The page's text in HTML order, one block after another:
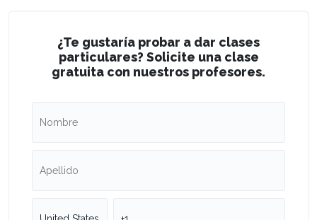
¿Te gustaría probar a dar clases
particulares? Solicite una clase
gratuita con nuestros profesores.